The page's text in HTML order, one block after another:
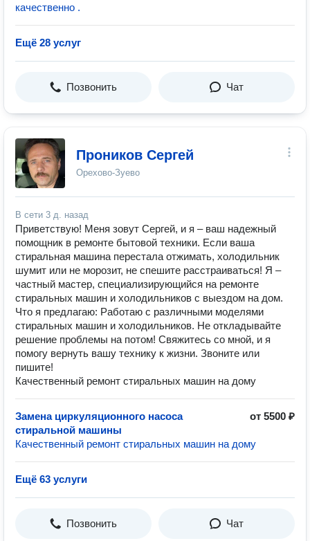
качественно .
Ещё 28 услуг
Позвонить Чат
Проников Сергей
Орехово-Зуево
В сети 3 д. назад
Приветствую! Меня зовут Сергей, и я – ваш надежный
помощник в ремонте бытовой техники. Если ваша
стиральная машина перестала отжимать, холодильник
шумит или не морозит, не спешите расстраиваться! Я –
частный мастер, специализирующийся на ремонте
стиральных машин и холодильников с выездом на дом.
Что я предлагаю: Работаю с различными моделями
стиральных машин и холодильников. Не откладывайте
решение проблемы на потом! Свяжитесь со мной, и я
помогу вернуть вашу технику к жизни. Звоните или
пишите!
Качественный ремонт стиральных машин на дому
Замена циркуляционного насоса
стиральной машины
от 5500 ₽
Качественный ремонт стиральных машин на дому
Ещё 63 услуги
Позвонить Чат